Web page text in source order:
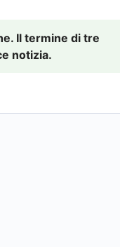
Il termine di tre
notizia.